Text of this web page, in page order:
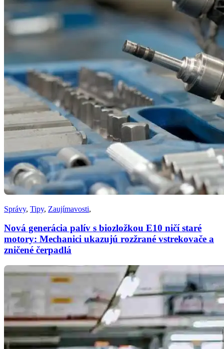
Správy, Tipy, Zaujímavosti,
Nová generácia palív s biozložkou E10 ničí staré
motory: Mechanici ukazujú rozžrané vstrekovače a
zničené čerpadlá